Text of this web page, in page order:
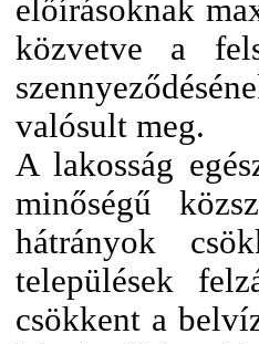
előírásoknak
közvetve a
valósult meg.
A lakosság
minőségű
hátrányok
települések
csökkent a